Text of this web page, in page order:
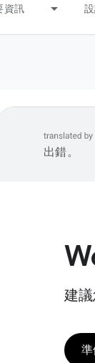
資訊
出錯。
建